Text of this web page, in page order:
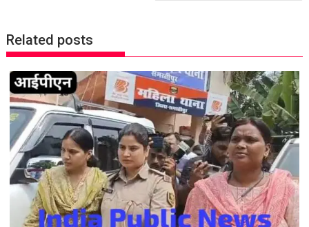
n
a
g
a
t
i
o
n
Related posts